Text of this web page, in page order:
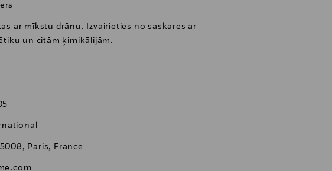
ar mīkstu drānu. Izvairieties no saskares ar
un citām ķimikālijām.
Paris, France